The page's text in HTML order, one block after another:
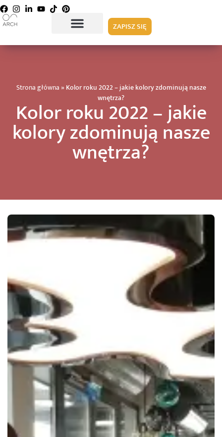
ZAPISZ SIĘ
Strona główna »Kolor roku 2022 – jakie kolory zdominują nasze
wnętrza?
Kolor roku 2022 – jakie
kolory zdominują nasze
wnętrza?